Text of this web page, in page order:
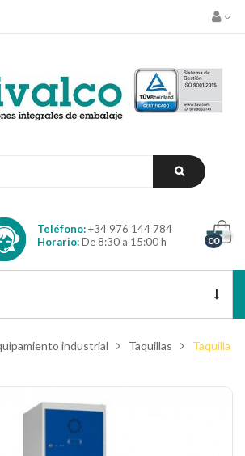
Teléfono:+34 976 144 784
Horario:De 8:30 a 15:00 h 00
industrial Taquillas
Taquilla